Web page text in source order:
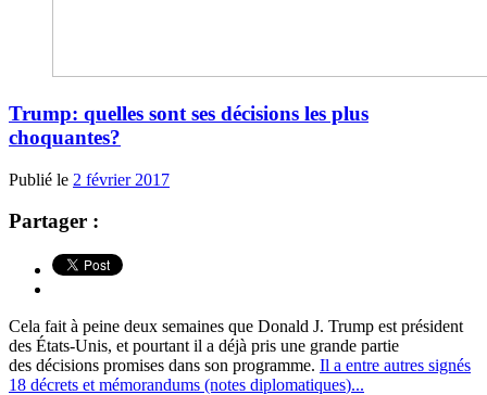
Trump: quelles sont ses décisions les plus
choquantes?
Publié le 2 février 2017
Partager :
Cela fait à peine deux semaines que Donald J. Trump est président
des États-Unis, et pourtant il a déjà pris une grande partie
des décisions promises dans son programme. Il a entre autres signés
18 décrets et mémorandums (notes diplomatiques)...